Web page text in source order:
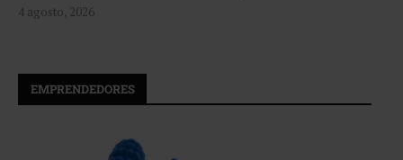
4 agosto, 2026
EMPRENDEDORES